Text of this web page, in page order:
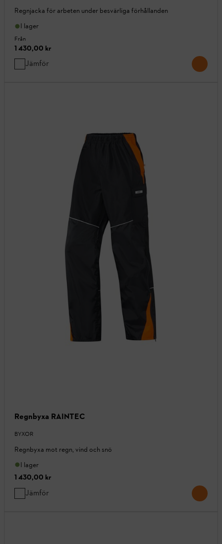
Regnjacka för arbeten under besvärliga förhållanden
I lager
Från
1 430,00 kr
Jämför
Regnbyxa RAINTEC
BYXOR
Regnbyxa mot regn, vind och snö
I lager
1 430,00 kr
Jämför